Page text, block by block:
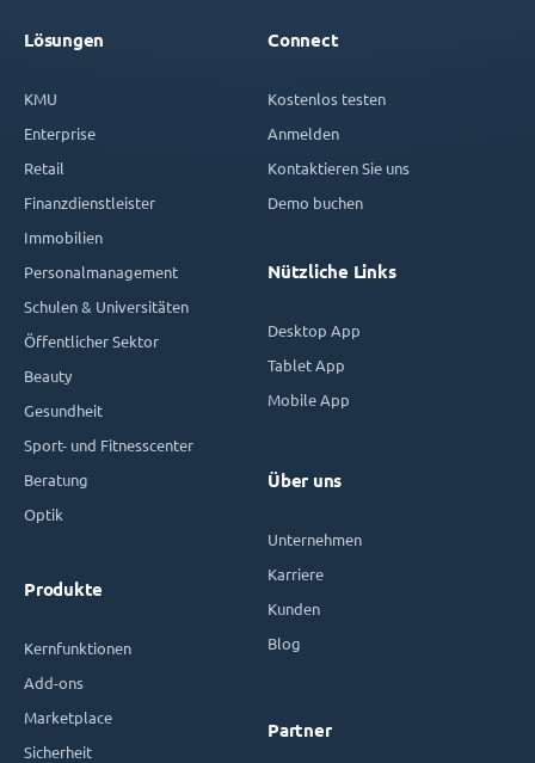
Lösungen
KMU
Enterprise
Retail
Finanzdienstleister
Immobilien
Personalmanagement
Schulen & Universitäten
Öffentlicher Sektor
Beauty
Gesundheit
Sport- und Fitnesscenter
Beratung
Optik
Produkte
Kernfunktionen
Add-ons
Marketplace
Sicherheit
Connect
Kostenlos testen
Anmelden
Kontaktieren Sie uns
Demo buchen
Nützliche Links
Desktop App
Tablet App
Mobile App
Über uns
Unternehmen
Karriere
Kunden
Blog
Partner